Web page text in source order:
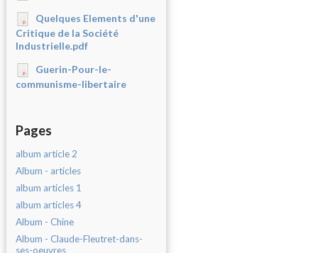
Quelques Elements d'une
Critique de la Société
Industrielle.pdf
Guerin-Pour-le-
communisme-libertaire
Pages
album article 2
Album - articles
album articles 1
album articles 4
Album - Chine
Album - Claude-Fleutret-dans-
ses-oeuvres